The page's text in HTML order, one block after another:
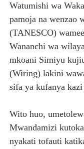
TIRDO YAJA NA
Taasisi 54 za
MATI
WANAWAKE
Watumishi wa
pamoja na wenzao
(TANESCO)
Wananchi wa
mkoani Simiyu
(Wiring) lakini
sifa ya kufanya
Wito huo,
Mwandamizi
nyakati tofauti